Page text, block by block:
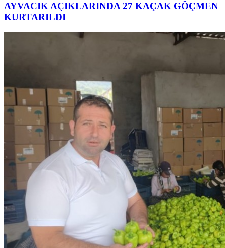
AYVACIK AÇIKLARINDA 27 KAÇAK GÖÇMEN
KURTARILDI